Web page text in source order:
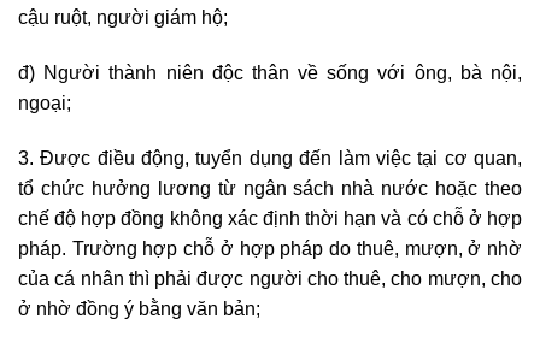
cậu ruột, người giám hộ;
đ) Người thành niên độc thân về sống với ông, bà nội,
ngoại;
3. Được điều động, tuyển dụng đến làm việc tại cơ quan,
tổ chức hưởng lương từ ngân sách nhà nước hoặc theo
chế độ hợp đồng không xác định thời hạn và có chỗ ở hợp
pháp. Trường hợp chỗ ở hợp pháp do thuê, mượn, ở nhờ
của cá nhân thì phải được người cho thuê, cho mượn, cho
ở nhờ đồng ý bằng văn bản;